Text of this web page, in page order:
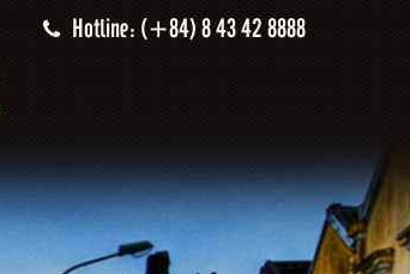
Hotline: (+84) 8 43 42 8888